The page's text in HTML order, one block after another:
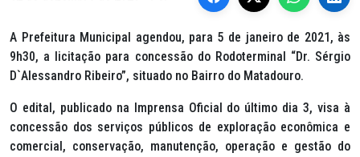
A Prefeitura Municipal agendou, para 5 de janeiro de 2021, às
9h30, a licitação para concessão do Rodoterminal “Dr. Sérgio
D`Alessandro Ribeiro”, situado no Bairro do Matadouro.
O edital, publicado na Imprensa Oficial do último dia 3, visa à
concessão dos serviços públicos de exploração econômica e
comercial, conservação, manutenção, operação e gestão do